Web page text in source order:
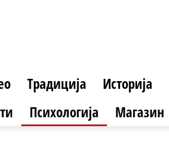
Традиција Историја
Психологија Магазин